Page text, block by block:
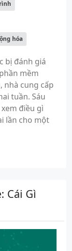
hóa
bị đánh giá
mềm
nhà cung cấp
tuần. Sáu
điều gì
lần cho một
Cái Gì